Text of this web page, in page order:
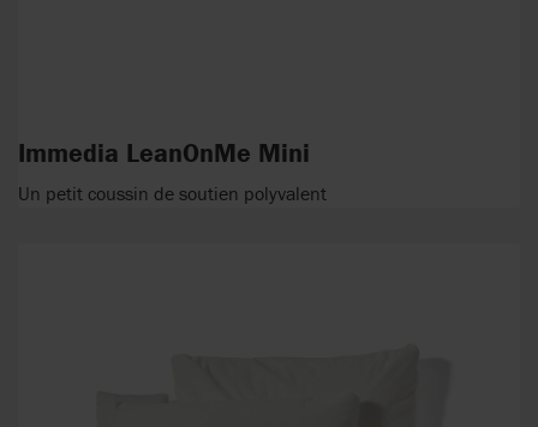
Immedia LeanOnMe Mini
Un petit coussin de soutien polyvalent